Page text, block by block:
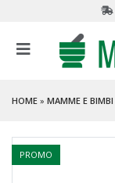
HOME » MAMME E BIMBI
PROMO